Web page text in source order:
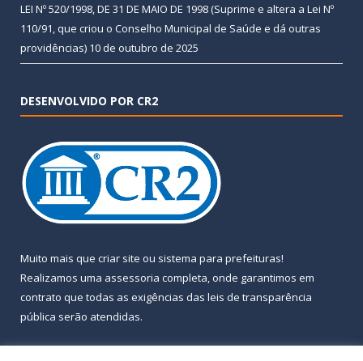
LEI Nº 520/1998, DE 31 DE MAIO DE 1998 (Suprime e altera a Lei Nº
110/91, que criou o Conselho Municipal de Saúde e dá outras
providências) 10 de outubro de 2025
DESENVOLVIDO POR CR2
Muito mais que criar site ou sistema para prefeituras!
Realizamos uma assessoria completa, onde garantimos em
contrato que todas as exigências das leis de transparência
pública serão atendidas.